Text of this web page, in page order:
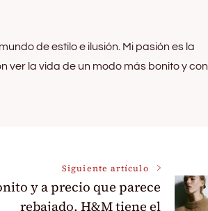
de estilo e ilusión. Mi pasión es la
ver la vida de un modo más bonito y con
Siguiente artículo
y a precio que parece
rebajado. H&M tiene el